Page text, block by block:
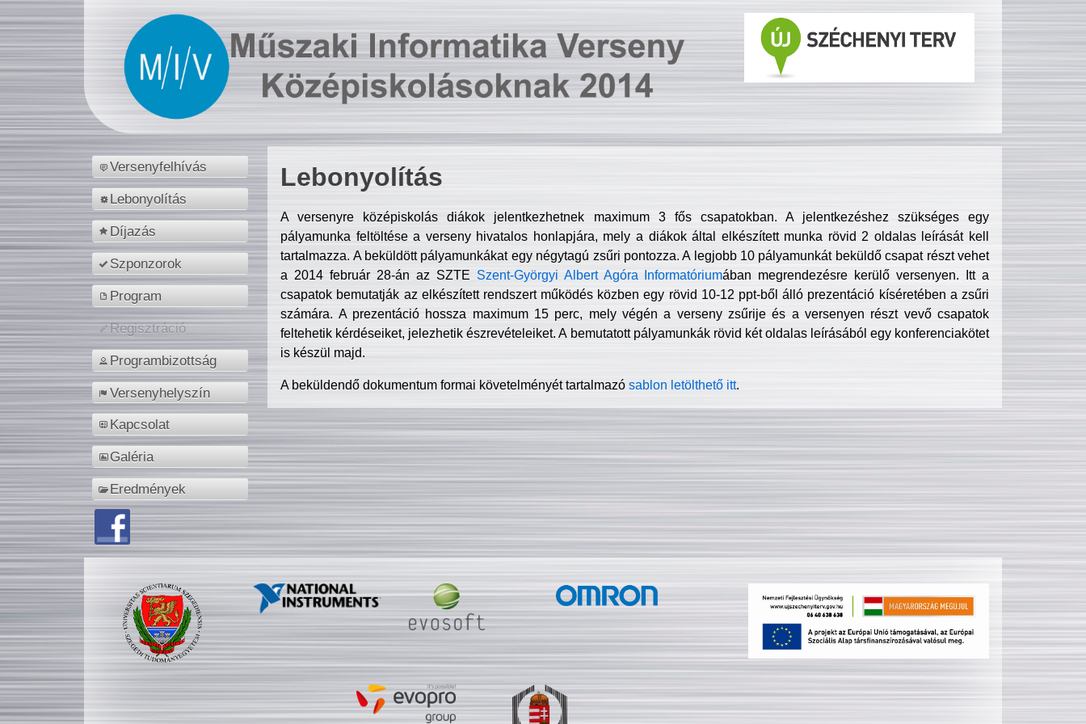
Versenyfelhívás
Lebonyolítás
Díjazás
Szponzorok
Program
Regisztráció
Programbizottság
Versenyhelyszín
Kapcsolat
Galéria
Eredmények
Lebonyolítás
A versenyre középiskolás diákok jelentkezhetnek maximum 3 fős csapatokban. A jelentkezéshez szükséges egy
pályamunka feltöltése a verseny hivatalos honlapjára, mely a diákok által elkészített munka rövid 2 oldalas leírását kell
tartalmazza. A beküldött pályamunkákat egy négytagú zsűri pontozza. A legjobb 10 pályamunkát beküldő csapat részt vehet
a 2014 február 28-án az SZTE Szent-Györgyi Albert Agóra Informatóriumában megrendezésre kerülő versenyen. Itt a
csapatok bemutatják az elkészített rendszert működés közben egy rövid 10-12 ppt-ből álló prezentáció kíséretében a zsűri
számára. A prezentáció hossza maximum 15 perc, mely végén a verseny zsűrije és a versenyen részt vevő csapatok
feltehetik kérdéseiket, jelezhetik észrevételeiket. A bemutatott pályamunkák rövid két oldalas leírásából egy konferenciakötet
is készül majd.
A beküldendő dokumentum formai követelményét tartalmazósablon letölthető itt.